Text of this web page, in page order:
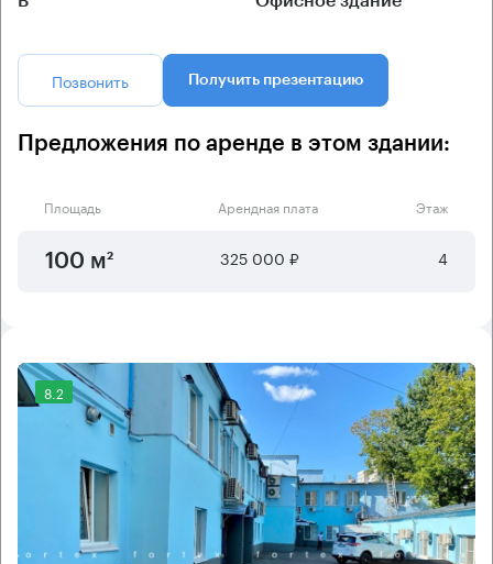
Позвонить Получить презентацию
Предложения по аренде в этом здании:
Площадь Арендная плата Этаж
100 м² 325 000 ₽ 4
8.2